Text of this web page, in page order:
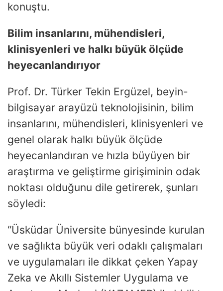
konuştu.
Bilim insanlarını, mühendisleri,
klinisyenleri ve halkı büyük ölçüde
heyecanlandırıyor
Prof. Dr. Türker Tekin Ergüzel, beyin-
bilgisayar arayüzü teknolojisinin, bilim
insanlarını, mühendisleri, klinisyenleri ve
genel olarak halkı büyük ölçüde
heyecanlandıran ve hızla büyüyen bir
araştırma ve geliştirme girişiminin odak
noktası olduğunu dile getirerek, şunları
söyledi:
“Üsküdar Üniversite bünyesinde kurulan
ve sağlıkta büyük veri odaklı çalışmaları
ve uygulamaları ile dikkat çeken Yapay
Zeka ve Akıllı Sistemler Uygulama ve